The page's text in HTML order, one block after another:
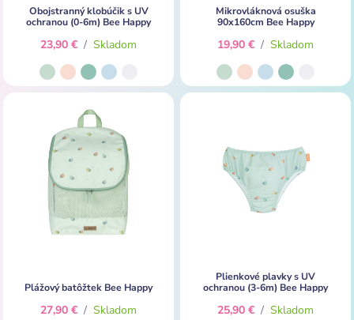
Obojstranný klobúčik s UV
ochranou (0-6m) Bee Happy
23,90 € / Skladom
Mikrovláknová osuška
90x160cm Bee Happy
19,90 € / Skladom
Plážový batôžtek Bee Happy
27,90 € / Skladom
Plienkové plavky s UV
ochranou (3-6m) Bee Happy
25,90 € / Skladom